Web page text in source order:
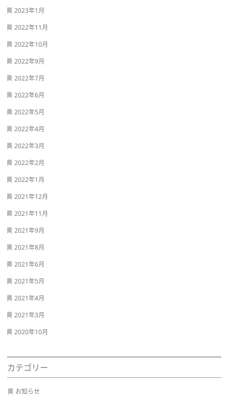
2023年1月
2022年11月
2022年10月
2022年9月
2022年7月
2022年6月
2022年5月
2022年4月
2022年3月
2022年2月
2022年1月
2021年12月
2021年11月
2021年9月
2021年8月
2021年6月
2021年5月
2021年4月
2021年3月
2020年10月
カテゴリー
お知らせ